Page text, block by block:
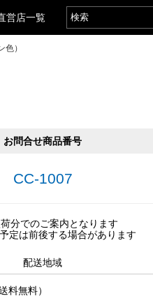
営店一覧
）
お問合せ商品番号
CC-1007
分でのご案内となります
定は前後する場合があります
配送地域
料無料）